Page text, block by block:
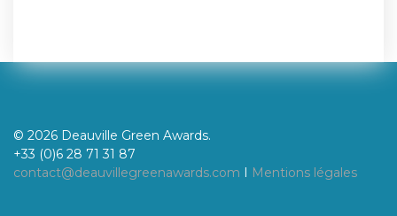
© 2026 Deauville Green Awards.
+33 (0)6 28 71 31 87
contact@deauvillegreenawards.com
Mentions légales